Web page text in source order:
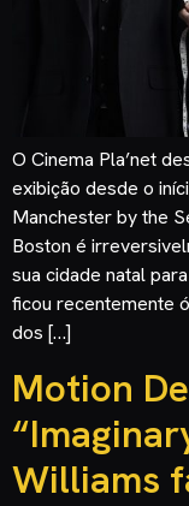
O Cinema Pla’net
exibição desde o
Manchester by the
Boston é
sua cidade natal
ficou recentemente
dos […]
Motion
Williams